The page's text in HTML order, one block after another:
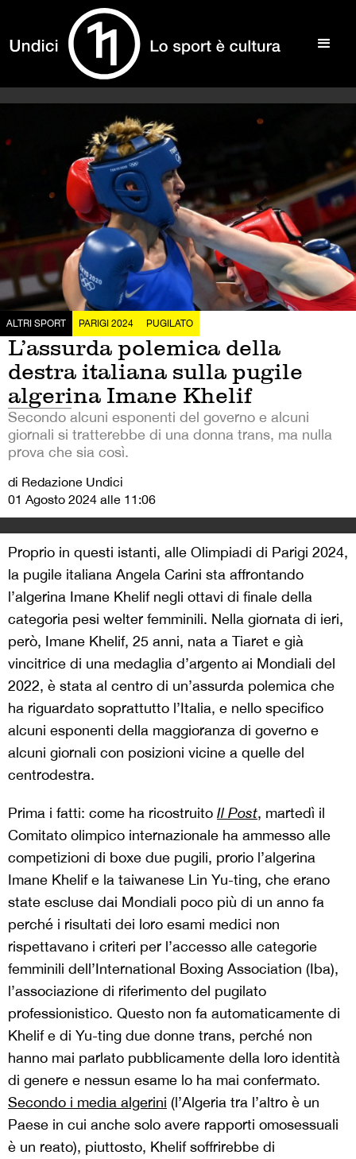
ALTRI SPORT PARIGI 2024 PUGILATO
L’assurda polemica della
destra italiana sulla pugile
algerina Imane Khelif
Secondo alcuni esponenti del governo e alcuni
giornali si tratterebbe di una donna trans, ma nulla
prova che sia così.
di Redazione Undici
01 Agosto 2024 alle 11:06
Proprio in questi istanti, alle Olimpiadi di Parigi 2024,
la pugile italiana Angela Carini sta affrontando
l’algerina Imane Khelif negli ottavi di finale della
categoria pesi welter femminili. Nella giornata di ieri,
però, Imane Khelif, 25 anni, nata a Tiaret e già
vincitrice di una medaglia d’argento ai Mondiali del
2022, è stata al centro di un’assurda polemica che
ha riguardato soprattutto l’Italia, e nello specifico
alcuni esponenti della maggioranza di governo e
alcuni giornali con posizioni vicine a quelle del
centrodestra.
Prima i fatti: come ha ricostruito Il Post, martedì il
Comitato olimpico internazionale ha ammesso alle
competizioni di boxe due pugili, prorio l’algerina
Imane Khelif e la taiwanese Lin Yu-ting, che erano
state escluse dai Mondiali poco più di un anno fa
perché i risultati dei loro esami medici non
rispettavano i criteri per l’accesso alle categorie
femminili dell’International Boxing Association (Iba),
l’associazione di riferimento del pugilato
professionistico. Questo non fa automaticamente di
Khelif e di Yu-ting due donne trans, perché non
hanno mai parlato pubblicamente della loro identità
di genere e nessun esame lo ha mai confermato.
Secondo i media algerini (l’Algeria tra l’altro è un
Paese in cui anche solo avere rapporti omosessuali
è un reato), piuttosto, Khelif soffrirebbe di